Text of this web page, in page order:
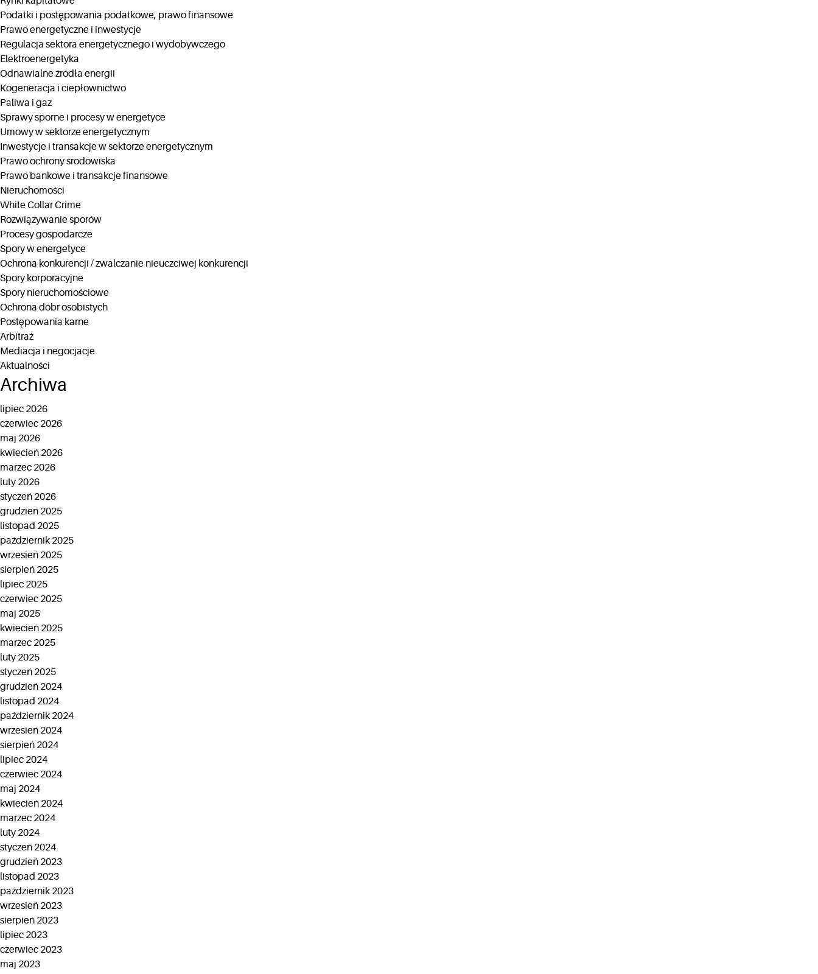
Podatki i postępowania podatkowe, prawo finansowe
Prawo energetyczne i inwestycje
Regulacja sektora energetycznego i wydobywczego
Elektroenergetyka
Odnawialne źródła energii
Kogeneracja i ciepłownictwo
Paliwa i gaz
Sprawy sporne i procesy w energetyce
Umowy w sektorze energetycznym
Inwestycje i transakcje w sektorze energetycznym
Prawo ochrony środowiska
Prawo bankowe i transakcje finansowe
Nieruchomości
White Collar Crime
Rozwiązywanie sporów
Procesy gospodarcze
Spory w energetyce
Ochrona konkurencji / zwalczanie nieuczciwej konkurencji
Spory korporacyjne
Spory nieruchomościowe
Ochrona dóbr osobistych
Postępowania karne
Arbitraż
Mediacja i negocjacje
Aktualności
Archiwa
lipiec 2026
czerwiec 2026
maj 2026
kwiecień 2026
marzec 2026
luty 2026
styczeń 2026
grudzień 2025
listopad 2025
październik 2025
wrzesień 2025
sierpień 2025
lipiec 2025
czerwiec 2025
maj 2025
kwiecień 2025
marzec 2025
luty 2025
styczeń 2025
grudzień 2024
listopad 2024
październik 2024
wrzesień 2024
sierpień 2024
lipiec 2024
czerwiec 2024
maj 2024
kwiecień 2024
marzec 2024
luty 2024
styczeń 2024
grudzień 2023
listopad 2023
październik 2023
wrzesień 2023
sierpień 2023
lipiec 2023
czerwiec 2023
maj 2023